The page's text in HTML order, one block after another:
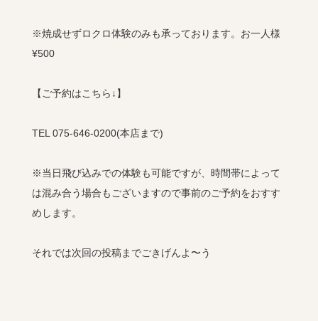
※焼成せずロクロ体験のみも承っております。お一人様
¥500
【ご予約はこちら↓】
TEL 075-646-0200(本店まで)
※当日飛び込みでの体験も可能ですが、時間帯によって
は混み合う場合もございますので事前のご予約をおすす
めします。
それでは次回の投稿までごきげんよ〜う